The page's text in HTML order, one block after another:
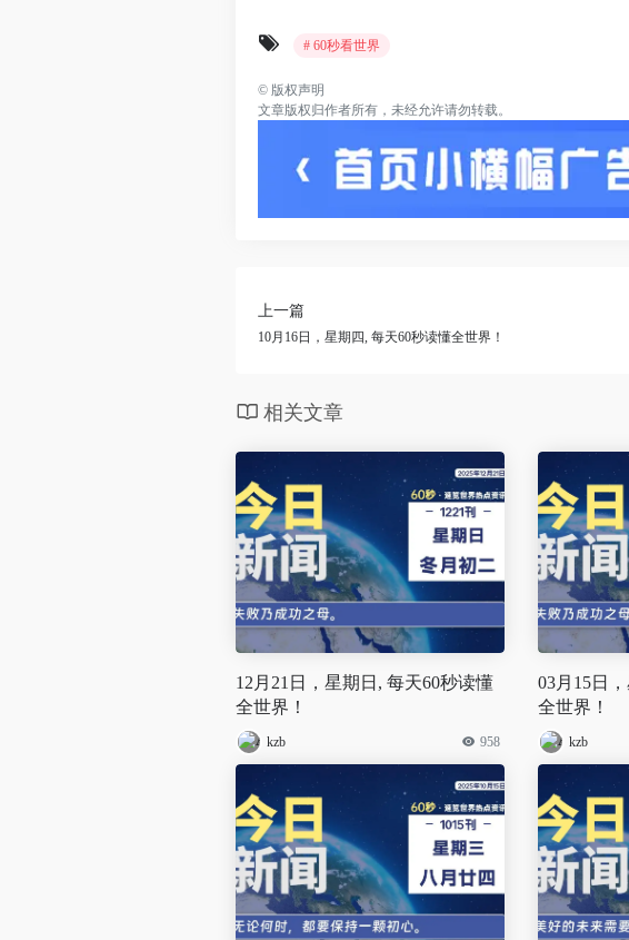
# 60秒看世界
© 版权声明
文章版权归作者所有，未经允许请勿转载。
上一篇
10月16日，星期四, 每天60秒读懂全世界！
相关文章
12月21日，星期日, 每天60秒读懂
全世界！
kzb 958
03月15日
全世界！
kzb